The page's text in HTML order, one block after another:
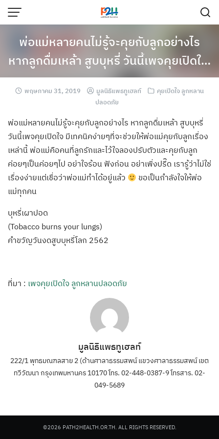
พ่อแม่หลายคนไม่รู้จะคุยกับลูกอย่างไร
หากลูกดื่มเหล้า สูบบุหรี่ วันนี้เพจคุยเปิดใ…
พฤษภาคม 31, 2019 มูลนิธิแพธทูเฮลท์
คุยเปิดใจ ลูกหลาน
ปลอดภัย
พ่อแม่หลายคนไม่รู้จะคุยกับลูกอย่างไร หากลูกดื่มเหล้า สูบบุหรี่
วันนี้เพจคุยเปิดใจ มีเทคนิคง่ายๆที่จะช่วยให้พ่อแม่คุยกับลูกเรื่อง
เหล่านี้ พ่อแม่คือคนที่ลูกรักและไว้ใจลองปรับตัวและคุยกับลูก
ค่อยๆเป็นค่อยๆไป อย่าใจร้อน ฟังก่อน อย่าเพิ่งปรี๊ด เรารู้ว่าไม่ใช่
เรื่องง่ายแต่เชื่อว่าพ่อแม่ทำได้อยู่แล้ว
ขอเป็นกำลังใจให้พ่อ
แม่ทุกคน
บุหรี่เผาปอด
(Tobacco burns your lungs)
คำขวัญวันงดสูบบุหรี่โลก 2562
ที่มา : เพจคุยเปิดใจ ลูกหลานปลอดภัย
มูลนิธิแพธทูเฮลท์
222/1 พุทธมณฑลสาย 2 (ด้านศาลาธรรมสพน์ แขวงศาลาธรรมสพน์ เขต
ทวีวัฒนา กรุงเทพมหานคร 10170 โทร. 02-448-0387-9 โทรสาร. 02-
049-5689
©2026 PATH2HEALTH.OR.TH. ALL RIGHTS RESERVED.